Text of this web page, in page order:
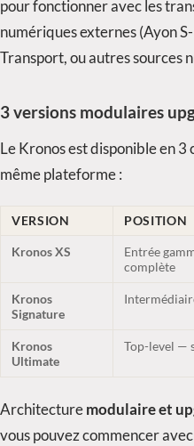
pour fonctionner avec les
numériques externes (Ayon
Transport, ou autres sources
3 versions modulaires
Le Kronos est disponible en
même plateforme :
VERSION POSITION
Kronos XS
Entrée
complète
Kronos
Signature
Kronos
Ultimate
Top-level —
Architecturemodulaire et
vous pouvez commencer